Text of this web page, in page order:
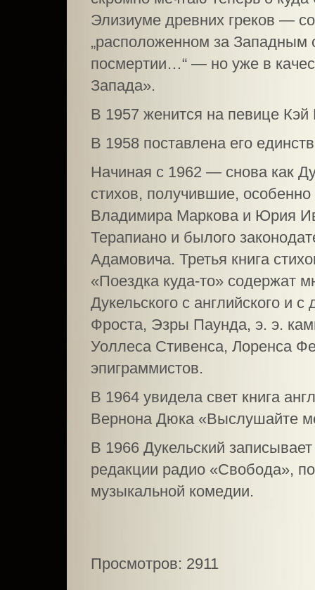
Элизиуме древних греков —
„расположенном за
посмертии…“ — но уже в
Запада».
В 1957 женится на певице Кэй
В 1958 поставлена его
Начиная с 1962 — снова как
стихов, получившие,
Владимира Маркова и Юрия
Терапиано и былого
Адамовича. Третья книга
«Поездка куда-то» содержат
Дукельского с английского и
Фроста, Эзры Паунда, э. э.
Уоллеса Стивенса, Лоренса
эпиграммистов.
В 1964 увидела свет книга
Вернона Дюка «Выслушайте
В 1966 Дукельский
редакции радио «Свобода»,
музыкальной комедии.
Просмотров: 2911